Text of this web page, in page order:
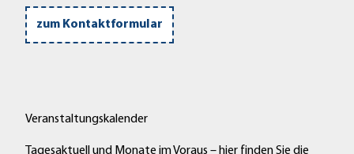
zum Kontaktformular
Veranstaltungskalender
Tagesaktuell und Monate im Voraus – hier finden Sie die